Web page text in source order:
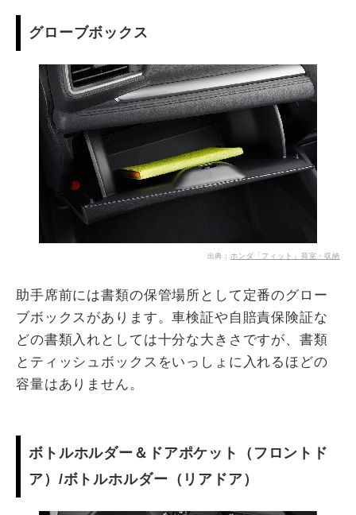
グローブボックス
出典： ホンダ「フィット」荷室・収納
助手席前には書類の保管場所として定番のグロー
ブボックスがあります。車検証や自賠責保険証な
どの書類入れとしては十分な大きさですが、書類
とティッシュボックスをいっしょに入れるほどの
容量はありません。
ボトルホルダー＆ドアポケット（フロントド
ア）/ボトルホルダー（リアドア）